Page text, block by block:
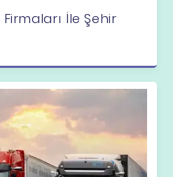
İle Şehir